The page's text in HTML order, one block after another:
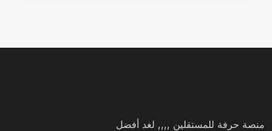
منصة حرفة للمستقلين ,,,, لغد أفضل